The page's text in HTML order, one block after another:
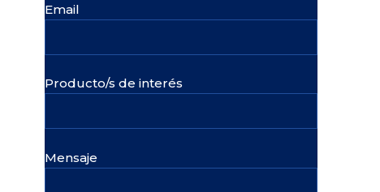
Email
Producto/s de interés
Mensaje